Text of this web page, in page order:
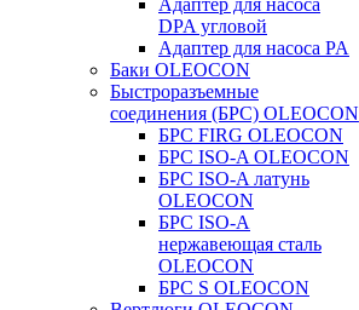
Адаптер для насоса
DPA угловой
Адаптер для насоса PA
Баки OLEOCON
Быстроразъемные
соединения (БРС) OLEOCON
БРС FIRG OLEOCON
БРС ISO-A OLEOCON
БРС ISO-A латунь
OLEOCON
БРС ISO-A
нержавеющая сталь
OLEOCON
БРС S OLEOCON